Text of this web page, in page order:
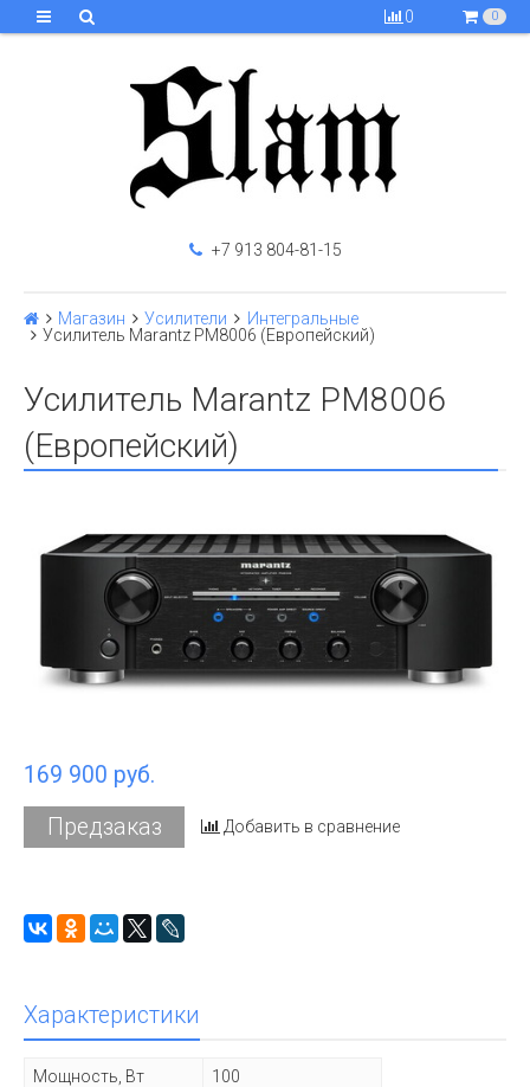
0 0
+7 913 804-81-15
Магазин Усилители
Интегральные
Усилитель Marantz PM8006 (Европейский)
Усилитель Marantz PM8006
(Европейский)
169 900 руб.
Предзаказ
Добавить в сравнение
Характеристики
Мощность, Вт
100